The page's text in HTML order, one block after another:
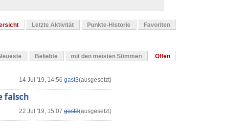
Letzte Aktivität Punkte-Historie Favoriten
Beliebte mit den meisten Stimmen Offen
14 Jul '19, 14:56 gast3(ausgesetzt)
falsch
22 Jul '19, 15:07 gast3(ausgesetzt)